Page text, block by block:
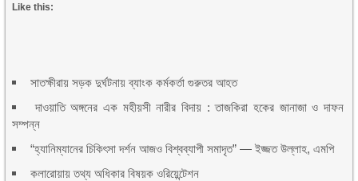
Like this:
সাতক্ষীরায় সড়ক দুর্ঘটনায় ব্যাংক কর্মকর্তা গুরুতর আহত
দাওয়াতি অঙ্গনের এক মহীয়সী নারীর বিদায় : তাজকিরা হকের জানাজা ও দাফন
সম্পন্ন
“হ্যানিম্যানের চিকিৎসা দর্শন আজও বিশ্বব্যাপী সমাদৃত” — ইজ্জত উল্লাহ, এমপি
কলারোয়ায় তথ্য অধিকার বিষয়ক ওরিয়েন্টেশন